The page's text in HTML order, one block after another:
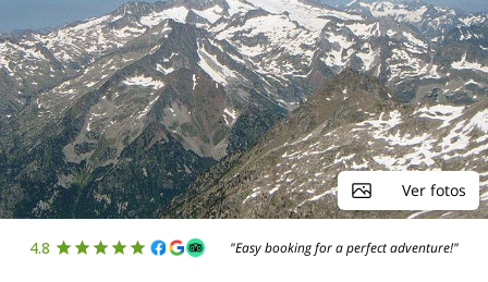
Ver fotos
4.8 "Easy booking for a perfect adventure!"